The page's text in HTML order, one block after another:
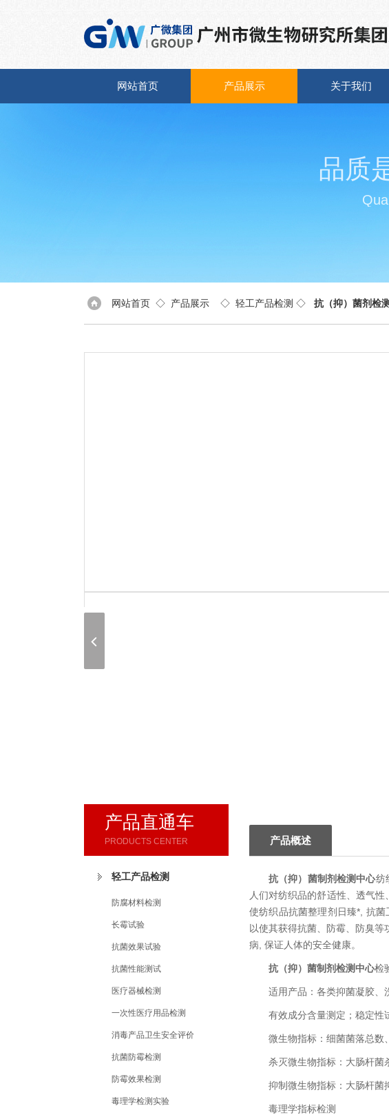
网站首页 产品展示 关于我们
品质
网站首页 ◇ 产品展示 ◇ 轻工产品检测 ◇ 抗（抑）菌剂检测
产品直通车
PRODUCTS CENTER
轻工产品检测
防腐材料检测
长霉试验
抗菌效果试验
抗菌性能测试
医疗器械检测
一次性医疗用品检测
消毒产品卫生安全评价
抗菌防霉检测
防霉效果检测
毒理学检测实验
产品概述
抗（抑）菌制剂检测中心纺
人们对纺织品的舒适性、透气
使纺织品抗菌整理剂日臻*, 抗
以使其获得抗菌、防霉、防臭
病, 保证人体的安全健康。
抗（抑）菌制剂检测中心检
适用产品：各类抑菌凝胶、
有效成分含量测定；稳定性
微生物指标：细菌菌落总数
杀灭微生物指标：大肠杆菌
抑制微生物指标：大肠杆菌
毒理学指标检测